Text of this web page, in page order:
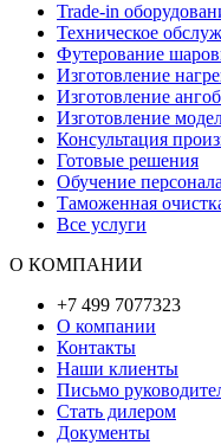
Trade-in
Техническое
Футерование
Изготовление
Изготовление
Изготовление
Консультация
Готовые решения
Обучение персонала
Таможенная
Все услуги
О КОМПАНИИ
+7 499 7077323
О компании
Контакты
Наши клиенты
Письмо
Стать дилером
Документы